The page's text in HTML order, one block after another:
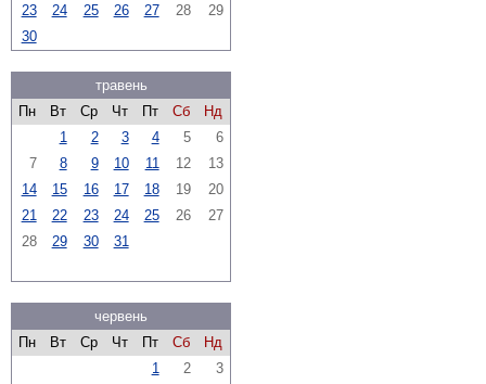
23
24 25 26 27 28
29
30
травень
Пн
Вт Ср Чт Пт Сб
Нд
1
2 3 4 5
6
7
8 9 10 11 12
13
14
15 16 17 18 19
20
21
22 23 24 25 26
27
28
29 30 31
червень
Пн
Вт Ср Чт Пт Сб
Нд
1
2
3